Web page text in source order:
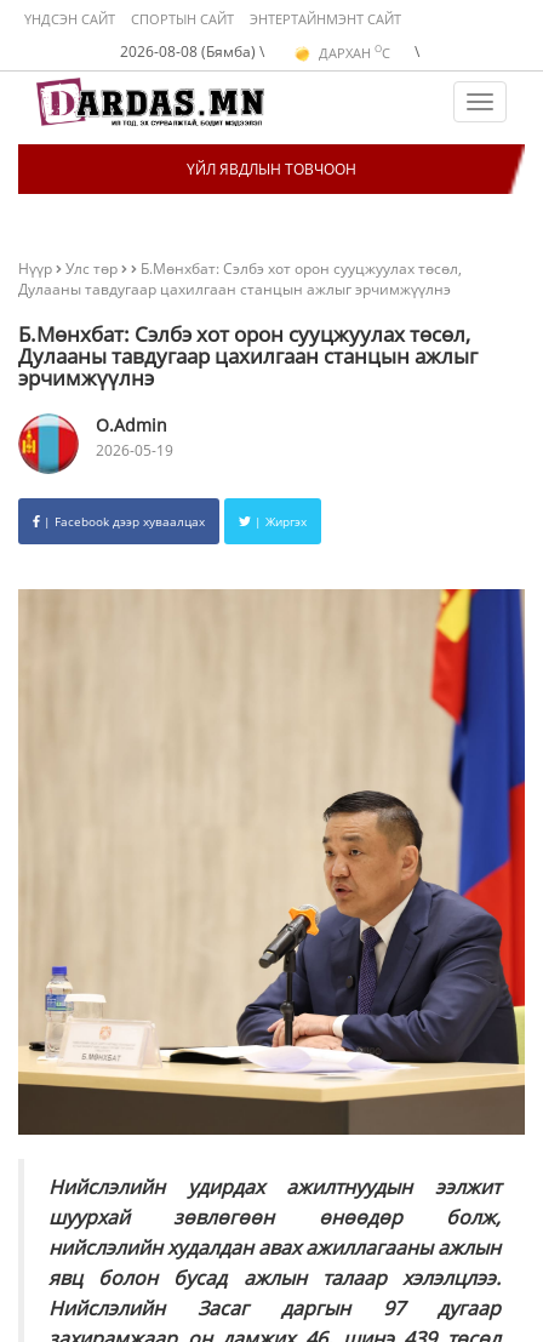
ҮНДСЭН САЙТ СПОРТЫН САЙТ ЭНТЕРТАЙНМЭНТ САЙТ
2026-08-08 (Бямба) \ ДАРХАН OC
ЭРДЭНЭТ C
\
Toggle
ҮЙЛ ЯВДЛЫН ТОВЧООН
Нүүр Улс төр
Б.Мөнхбат: Сэлбэ хот орон сууцжуулах төсөл,
Дулааны тавдугаар цахилгаан станцын ажлыг эрчимжүүлнэ
Б.Мөнхбат: Сэлбэ хот орон сууцжуулах төсөл,
Дулааны тавдугаар цахилгаан станцын ажлыг
эрчимжүүлнэ
O.Admin
2026-05-19
| Facebook дээр хуваалцах | Жиргэх
Нийслэлийн удирдах ажилтнуудын ээлжит
шуурхай зөвлөгөөн өнөөдөр болж,
нийслэлийн худалдан авах ажиллагааны ажлын
явц болон бусад ажлын талаар хэлэлцлээ.
Нийслэлийн Засаг даргын 97 дугаар